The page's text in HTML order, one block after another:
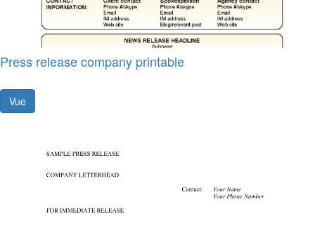
Press release company printable
Vue